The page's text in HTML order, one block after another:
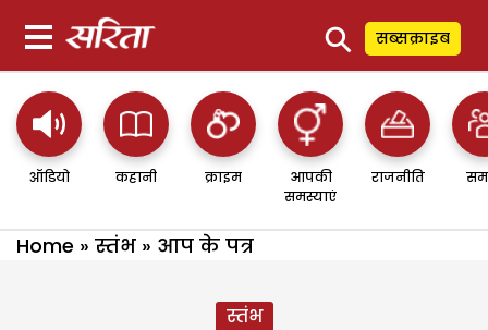
⚲ सब्सक्राइब
ऑडियो कहानी क्राइम
आपकी
समस्याएं
राजनीति
Home » स्तंभ » आप के पत्र
स्तंभ